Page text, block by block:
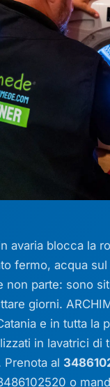
avaria blocca la
fermo, acqua
non parte: sono
giorni.
e in tutta la
in lavatrici di
Prenota al
o